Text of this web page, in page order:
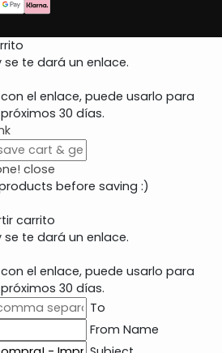
te dará un enlace.
el enlace, puede usarlo para
30 días.
close
before saving :)
carrito
te dará un enlace.
el enlace, puede usarlo para
30 días.
To
From Name